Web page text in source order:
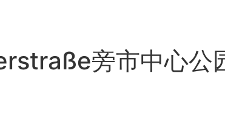
旁市中心公